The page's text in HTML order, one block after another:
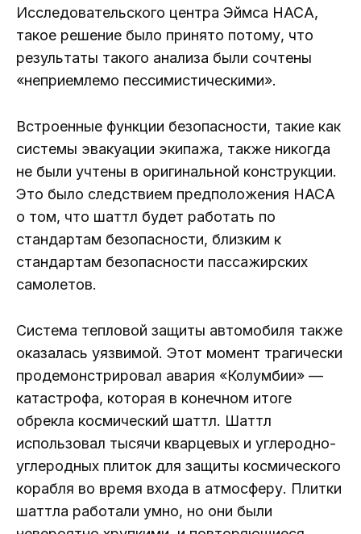
Исследовательского центра Эймса НАСА,
такое решение было принято потому, что
результаты такого анализа были сочтены
«неприемлемо пессимистическими».
Встроенные функции безопасности, такие как
системы эвакуации экипажа, также никогда
не были учтены в оригинальной конструкции.
Это было следствием предположения НАСА
о том, что шаттл будет работать по
стандартам безопасности, близким к
стандартам безопасности пассажирских
самолетов.
Система тепловой защиты автомобиля также
оказалась уязвимой. Этот момент трагически
продемонстрировал авария «Колумбии» —
катастрофа, которая в конечном итоге
обрекла космический шаттл. Шаттл
использовал тысячи кварцевых и углеродно-
углеродных плиток для защиты космического
корабля во время входа в атмосферу. Плитки
шаттла работали умно, но они были